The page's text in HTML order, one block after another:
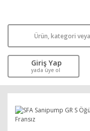
Giriş Yap
yada üye ol